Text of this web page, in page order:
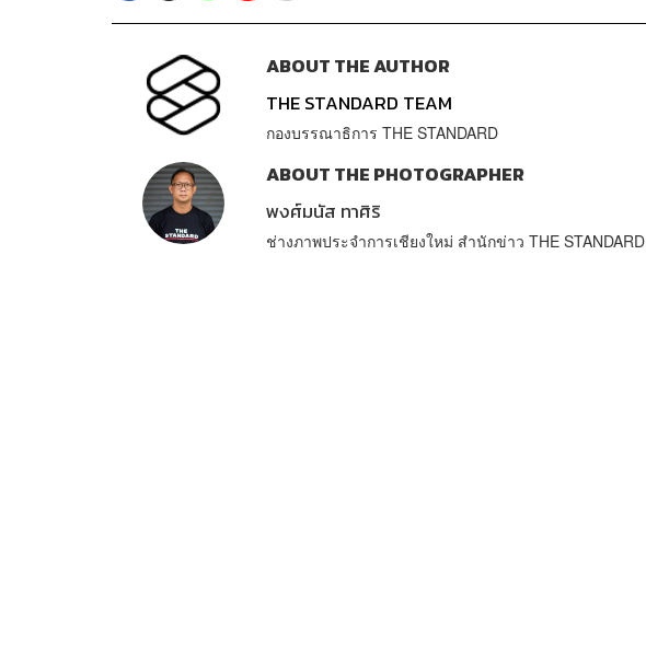
ABOUT THE AUTHOR
THE STANDARD TEAM
กองบรรณาธิการ THE STANDARD
ABOUT THE PHOTOGRAPHER
พงศ์มนัส ทาศิริ
ช่างภาพประจำการเชียงใหม่ สำนักข่าว THE STANDARD